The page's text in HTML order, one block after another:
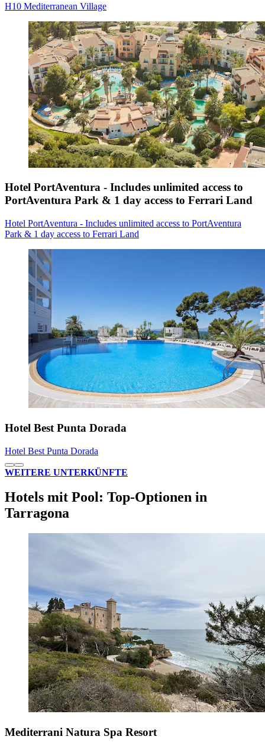
H10 Mediterranean Village
Hotel PortAventura - Includes unlimited access to
PortAventura Park & 1 day access to Ferrari Land
Hotel PortAventura - Includes unlimited access to PortAventura
Park & 1 day access to Ferrari Land
Hotel Best Punta Dorada
Hotel Best Punta Dorada
WEITERE UNTERKÜNFTE
Hotels mit Pool: Top-Optionen in
Tarragona
Mediterrani Natura Spa Resort